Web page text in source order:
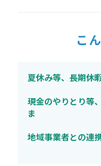
こ
夏休み等、長期休
現金のやりとり等
ま
地域事業者との連